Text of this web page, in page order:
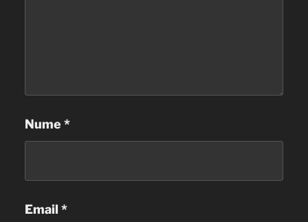
Nume *
Email *